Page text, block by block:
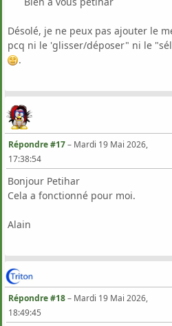
Désolé, je ne peux pas ajouter le
pcq ni le 'glisser/déposer" ni le
.
Répondre #17– Mardi 19 Mai 2026,
17:38:54
Bonjour Petihar
Cela a fonctionné pour moi.
Alain
Répondre #18– Mardi 19 Mai 2026,
18:49:45